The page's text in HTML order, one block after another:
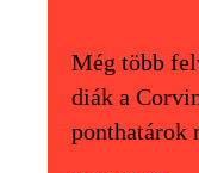
Még több
diák a
ponthatárok